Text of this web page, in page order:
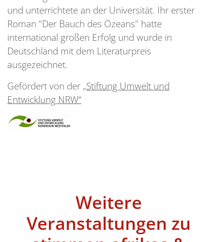
und unterrichtete an der Universität. Ihr erster
Roman "Der Bauch des Ozeans" hatte
international großen Erfolg und wurde in
Deutschland mit dem Literaturpreis
ausgezeichnet.
Gefördert von der „Stiftung Umwelt und
Entwicklung NRW“
Weitere
Veranstaltungen zu